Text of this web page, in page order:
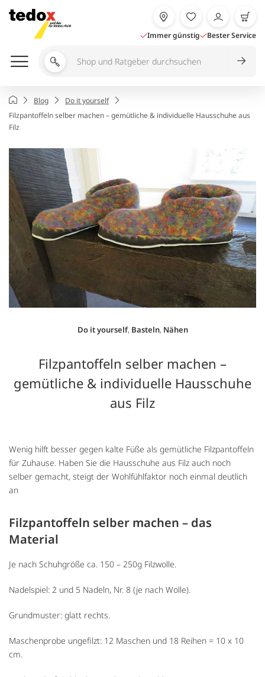
Inhalt
springen
Immer günstig Bester Service
Shop
Ratgeber
durchsuchen
Startseite
Blog
Do it yourself
Filzpantoffeln selber machen – gemütliche & individuelle Hausschuhe aus
Filz
Do it yourself, Basteln, Nähen
Filzpantoffeln selber machen –
gemütliche & individuelle Hausschuhe
aus Filz
Wenig hilft besser gegen kalte Füße als gemütliche Filzpantoffeln
für Zuhause. Haben Sie die Hausschuhe aus Filz auch noch
selber gemacht, steigt der Wohlfühlfaktor noch einmal deutlich
an
Filzpantoffeln selber machen – das
Material
Je nach Schuhgröße ca. 150 – 250g Filzwolle.
Nadelspiel: 2 und 5 Nadeln, Nr. 8 (je nach Wolle).
Grundmuster: glatt rechts.
Maschenprobe ungefilzt: 12 Maschen und 18 Reihen = 10 x 10
cm.